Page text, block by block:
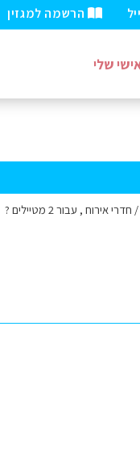
הרשמה למגזין
שלי
, עבור 2 מטיילים ?